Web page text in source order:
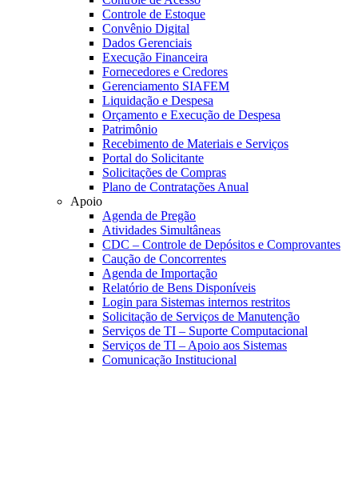
Controle de Estoque
Convênio Digital
Dados Gerenciais
Execução Financeira
Fornecedores e Credores
Gerenciamento SIAFEM
Liquidação e Despesa
Orçamento e Execução de Despesa
Patrimônio
Recebimento de Materiais e Serviços
Portal do Solicitante
Solicitações de Compras
Plano de Contratações Anual
Apoio
Agenda de Pregão
Atividades Simultâneas
CDC – Controle de Depósitos e Comprovantes
Caução de Concorrentes
Agenda de Importação
Relatório de Bens Disponíveis
Login para Sistemas internos restritos
Solicitação de Serviços de Manutenção
Serviços de TI – Suporte Computacional
Serviços de TI – Apoio aos Sistemas
Comunicação Institucional